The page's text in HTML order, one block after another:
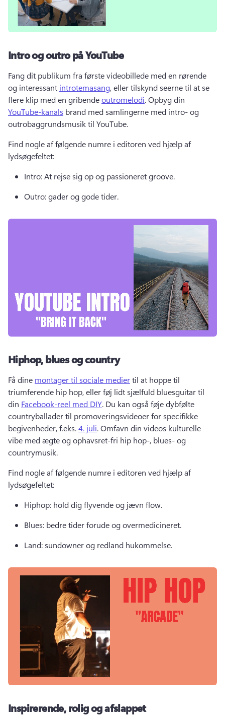
Intro og outro på YouTube
Fang dit publikum fra første videobillede med en rørende
og interessant introtemasang, eller tilskynd seerne til at se
flere klip med en gribende outromelodi. Opbyg din
YouTube-kanals brand med samlingerne med intro- og
outrobaggrundsmusik til YouTube.
Find nogle af følgende numre i editoren ved hjælp af
lydsøgefeltet:
Intro: At rejse sig op og passioneret groove.
Outro: gader og gode tider.
Hiphop, blues og country
Få dine montager til sociale medier til at hoppe til
triumferende hip hop, eller føj lidt sjælfuld bluesguitar til
din Facebook-reel med DIY. Du kan også føje dybfølte
countryballader til promoveringsvideoer for specifikke
begivenheder, f.eks. 4. juli. Omfavn din videos kulturelle
vibe med ægte og ophavsret-fri hip hop-, blues- og
countrymusik.
Find nogle af følgende numre i editoren ved hjælp af
lydsøgefeltet:
Hiphop: hold dig flyvende og jævn flow.
Blues: bedre tider forude og overmedicineret.
Land: sundowner og redland hukommelse.
Inspirerende, rolig og afslappet